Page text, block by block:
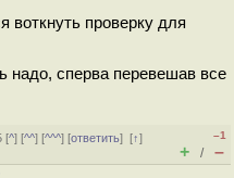
воткнуть проверку для
надо, сперва перевешав все
[^] [^^] [^^^] [ответить][↑]
–1
+ / –